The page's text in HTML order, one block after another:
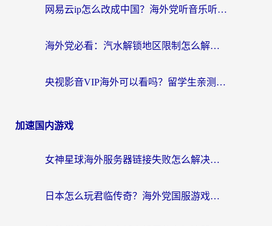
网易云ip怎么改成中国？海外党听音乐听书的无痛解决方案
海外党必看：汽水解锁地区限制怎么解除？3招解决国内影音&生活服务难题
央视影音VIP海外可以看吗？留学生亲测有效的回国加速器选择指南
加速国内游戏
女神星球海外服务器链接失败怎么解决？海外党国服游戏加速避坑指南
日本怎么玩君临传奇？海外党国服游戏加速避坑指南（附菲律宾欧洲玩家实测）